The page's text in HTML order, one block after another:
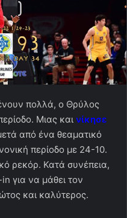
πολλά, ο Θρύλος
Μιας και νίκησε
από ένα θεαματικό
περίοδο με 24-10.
ρεκόρ. Κατά συνέπεια,
για να μάθει τον
και καλύτερος.